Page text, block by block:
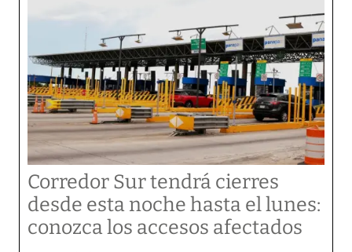
Corredor Sur tendrá cierres
desde esta noche hasta el lunes:
conozca los accesos afectados